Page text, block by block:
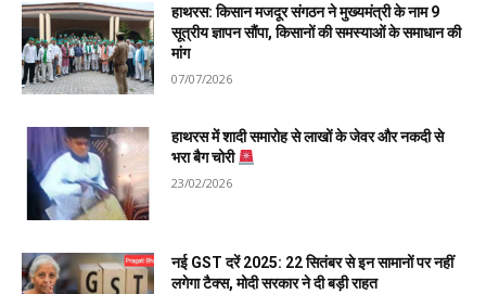
हाथरस: किसान मजदूर संगठन ने मुख्यमंत्री के नाम 9
सूत्रीय ज्ञापन सौंपा, किसानों की समस्याओं के समाधान की
मांग
07/07/2026
हाथरस में शादी समारोह से लाखों के जेवर और नकदी से
भरा बैग चोरी
23/02/2026
नई GST दरें 2025: 22 सितंबर से इन सामानों पर नहीं
लगेगा टैक्स, मोदी सरकार ने दी बड़ी राहत